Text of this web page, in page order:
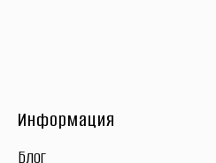
Информация
Блог